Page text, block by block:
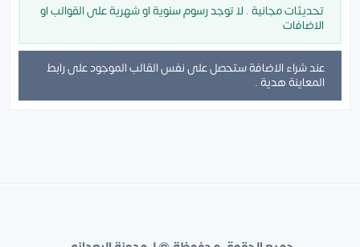
تحديثات مجانية . لا توجد رسوم سنوية او شهرية على القوالب او
الاضافات
عند شراء الاضافة ستحصل على نفس القالب الموجود على رابط
المعاينة هدية .